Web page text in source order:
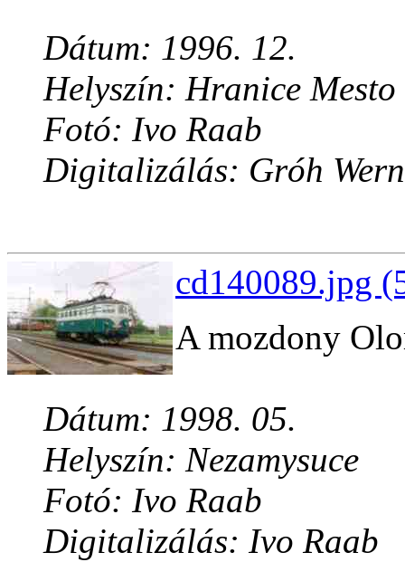
Dátum: 1996. 12.
Helyszín: Hranice Mesto
Fotó: Ivo Raab
Digitalizálás: Gróh
cd140089.jpg
A mozdony
Dátum: 1998. 05.
Helyszín: Nezamysuce
Fotó: Ivo Raab
Digitalizálás: Ivo Raab